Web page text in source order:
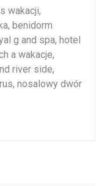
wakacji,
benidorm
g and spa, hotel
a wakacje,
river side,
nosalowy dwór